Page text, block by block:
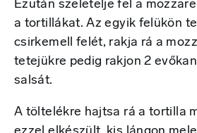
Ezután szeletelje fel a
a tortillákat. Az egyik felükön
csirkemell felét, rakja rá a
tetejükre pedig rakjon 2
salsát.
A töltelékre hajtsa rá a tortilla